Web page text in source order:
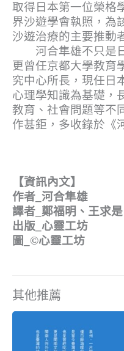
取得日本第一位榮格
界沙遊學會執照，為
沙遊治療的主要推動
河合隼雄不只是日
更曾任京都大學教育
究中心所長，現任日
心理學知識為基礎，
教育、社會問題等不
作甚鉅，多收錄於《
【資訊內文】
作者_河合隼雄
譯者_鄭福明、王求是
出版_心靈工坊
圖_©心靈工坊
其他推薦